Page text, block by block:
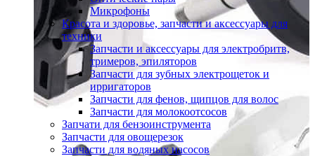
Микрофоны
Красота и здоровье, запчасти и аксессуары для
техники
Запчасти и аксессуары для электробритв,
тримеров, эпиляторов
Запчасти для зубных электрощеток и
ирригаторов
Запчасти для фенов, щипцов для волос
Запчасти для молокоотсосов
Запчати для бензоинструмента
Запчасти для овощерезок
Запчасти для водяных насосов